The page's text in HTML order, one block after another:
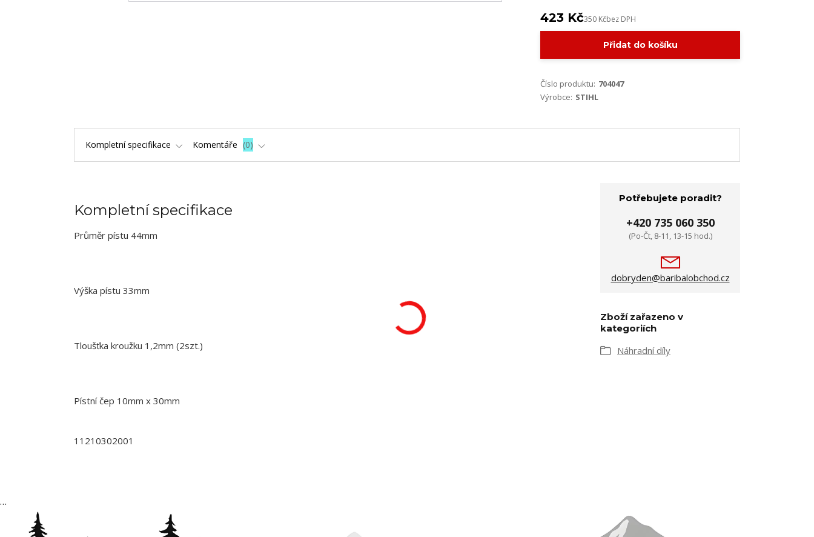
423 Kč350 Kčbez DPH
Přidat do košíku
Číslo produktu: 704047
Výrobce: STIHL
Kompletní specifikace Komentáře 0
Kompletní specifikace
Průměr pístu 44mm
Výška pístu 33mm
Tloušťka kroužku 1,2mm (2szt.)
Pístní čep 10mm x 30mm
11210302001
Potřebujete poradit?
+420 735 060 350
(Po-Čt, 8-11, 13-15 hod.)
dobryden@baribalobchod.cz
Zboží zařazeno v
kategoriích
Náhradní díly
…